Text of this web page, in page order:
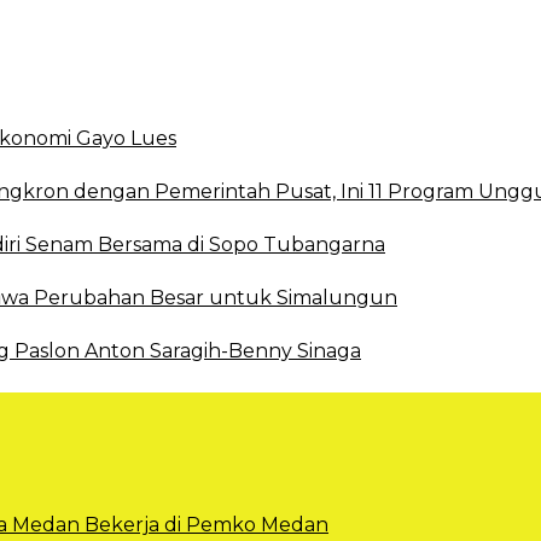
Gayo Lues
dengan Pemerintah Pusat, Ini 11 Program
Senam Bersama di Sopo Tubangarna
Perubahan Besar untuk Simalungun
Anton Saragih-Benny Sinaga
Medan Bekerja di Pemko Medan